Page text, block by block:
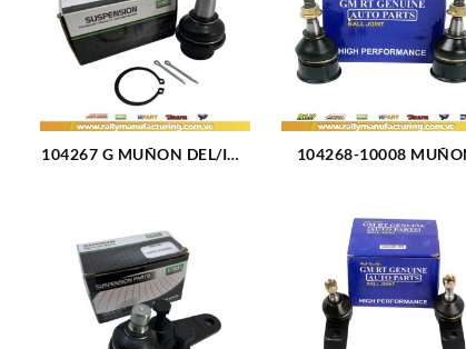
104267 G MUÑON DEL/INF
104268-10008
(409)